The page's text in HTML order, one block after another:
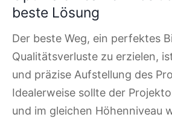
beste Lösung
Der beste Weg, ein perfektes
Qualitätsverluste zu erzielen,
und präzise Aufstellung des
Idealerweise sollte der
und im gleichen Höhenniveau